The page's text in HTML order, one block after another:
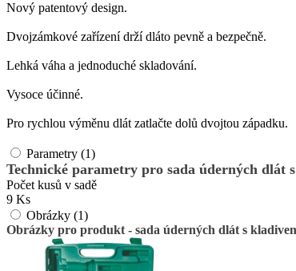
Nový patentový design.
Dvojzámkové zařízení drží dláto pevně a bezpečně.
Lehká váha a jednoduché skladování.
Vysoce účinné.
Pro rychlou výměnu dlát zatlačte dolů dvojtou západku.
Parametry (1)
Technické parametry pro sada úderných dlát
Počet kusů v sadě
9 Ks
Obrázky (1)
Obrázky pro produkt - sada úderných dlát s